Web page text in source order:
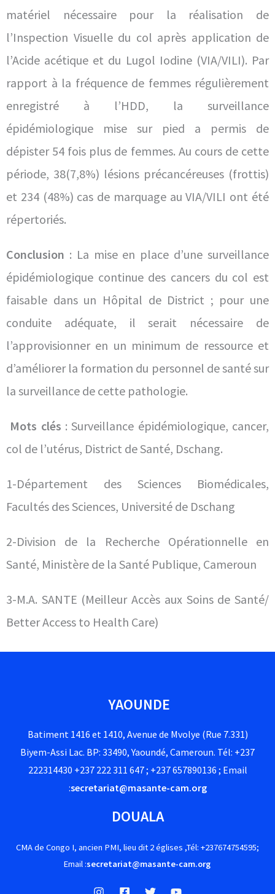
matériel nécessaire pour la réalisation de
l’Inspection Visuelle du col après application de
l’Acide acétique et du Lugol Iodine (VIA/VILI). Par
rapport à la fréquence de femmes régulièrement
enregistré à l’HDD, la surveillance
épidémiologique mise sur pied a permis de
dépister 54 fois plus de femmes. Au cours de cette
période, 38(7,8%) lésions précancéreuses (frottis)
et 234 (48%) cas de marquage au VIA/VILI ont été
répertoriés.
Conclusion : La mise en place d’une surveillance
épidémiologique continue des cancers du col est
faisable dans un Hôpital de District ; pour une
conduite adéquate, il serait nécessaire de
l’approvisionner en un minimum de ressource et
d’améliorer la formation du personnel de santé sur
la surveillance de cette pathologie.
Mots clés : Surveillance épidémiologique, cancer,
col de l’utérus, District de Santé, Dschang.
1-Département des Sciences Biomédicales,
Facultés des Sciences, Université de Dschang
2-Division de la Recherche Opérationnelle en
Santé, Ministère de la Santé Publique, Cameroun
3-M.A. SANTE (Meilleur Accès aux Soins de Santé/
Better Access to Health Care)
YAOUNDE
Batiment 1416 et 1410, Avenue de Mvolye (Rue 7.331)
Biyem-Assi Lac. BP: 33490, Yaoundé, Cameroun. Tél: +237
222314430 +237 222 311 647 ; +237 657890136 ; Email
:secretariat@masante-cam.org
DOUALA
CMA de Congo I, ancien PMI, lieu dit 2 églises ,Tél: +237674754595;
Email :secretariat@masante-cam.org